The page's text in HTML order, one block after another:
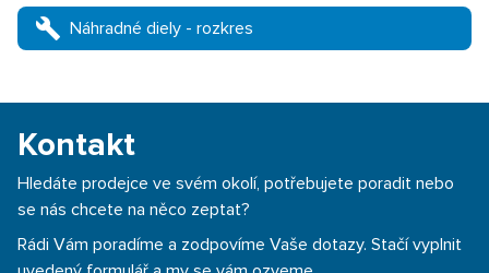
build Náhradné diely - rozkres
Kontakt
Hledáte prodejce ve svém okolí, potřebujete poradit nebo
se nás chcete na něco zeptat?
Rádi Vám poradíme a zodpovíme Vaše dotazy. Stačí vyplnit